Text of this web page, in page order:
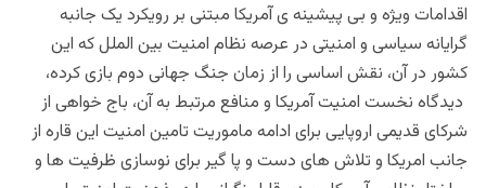
اقدامات ویژه و بی پیشینه ی آمریکا مبتنی بر رویکرد یک جانبه
گرایانه سیاسی و امنیتی در عرصه نظام امنیت بین الملل که این
کشور در آن، نقش اساسی را از زمان جنگ جهانی دوم بازی کرده،
دیدگاه نخست امنیت آمریکا و منافع مرتبط به آن، باج خواهی از
شرکای قدیمی اروپایی برای ادامه ماموریت تامین امنیت این قاره از
جانب امریکا و تلاش های دست و پا گیر برای نوسازی ظرفیت ها و